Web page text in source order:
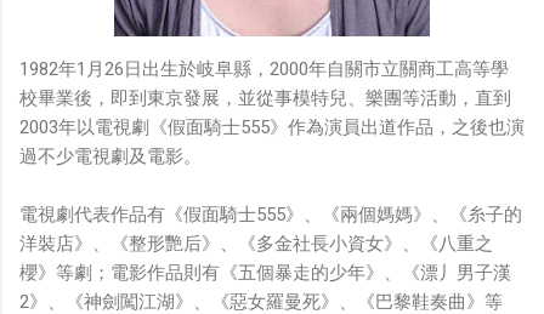
1982年1月26日出生於岐阜縣，2000年自關市立關商工高等學
校畢業後，即到東京發展，並從事模特兒、樂團等活動，直到
2003年以電視劇《假面騎士555》作為演員出道作品，之後也演
過不少電視劇及電影。
電視劇代表作品有《假面騎士555》、《兩個媽媽》、《糸子的
洋裝店》、《整形艷后》、《多金社長小資女》、《八重之
櫻》等劇；電影作品則有《五個暴走的少年》、《漂丿男子漢
2》、《神劍闖江湖》、《惡女羅曼死》、《巴黎鞋奏曲》等